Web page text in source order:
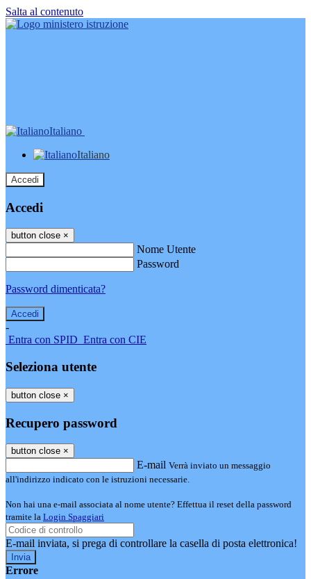
Salta al contenuto
Italiano
Italiano
Accedi
Accedi
button close ×
Nome Utente
Password
Password dimenticata?
-
Entra con SPID Entra con CIE
Seleziona utente
button close ×
Recupero password
button close ×
E-mail Verrà inviato un messaggio
all'indirizzo indicato con le istruzioni necessarie.
Non hai una e-mail associata al nome utente? Effettua il reset della password
tramite la Login Spaggiari
E-mail inviata, si prega di controllare la casella di posta elettronica!
Errore